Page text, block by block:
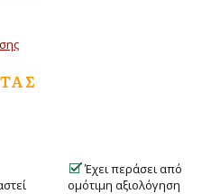
Έχει περάσει από
ομότιμη αξιολόγηση